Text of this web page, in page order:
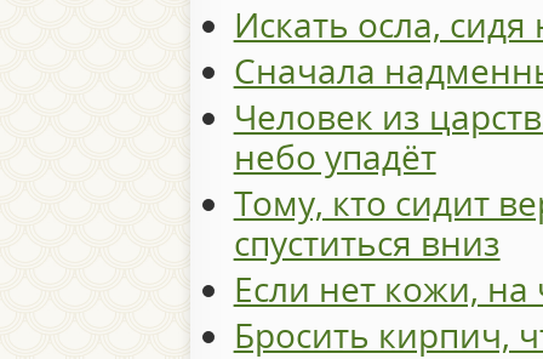
Искать осла,
Сначала
Человек из
небо упадёт
Тому, кто сидит
спуститься вниз
Если нет кожи,
Бросить кирпич,